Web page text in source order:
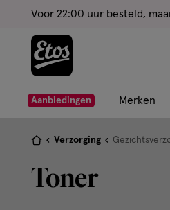
ga
de
hoofd
ga
de
ga
naar
Voor 22:00 uur besteld,
Aanbiedingen Merken
Je
hier:
Verzorging
Toner